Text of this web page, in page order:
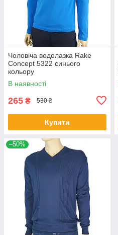
Чоловіча водолазка Rake
Concept 5322 синього
кольору
В наявності
265 ₴ 530 ₴
Купити
–50%